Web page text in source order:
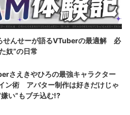
せんせーが語るVTuberの最適解 必
奴”の日常
さえきやひろの最強キャラクター
ン術 アバター制作は好きだけじゃ
い”もブチ込む!?